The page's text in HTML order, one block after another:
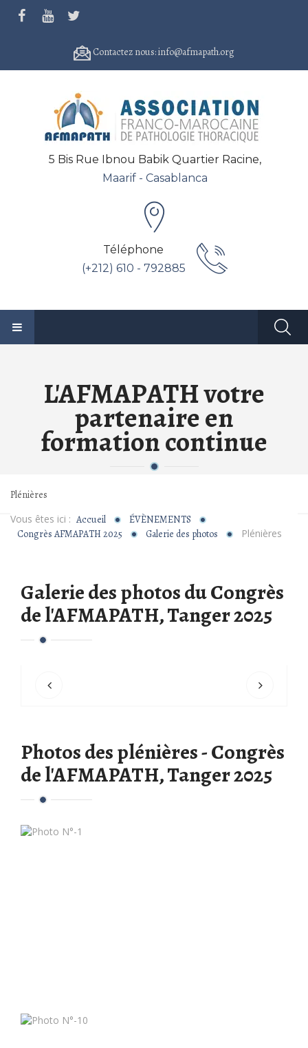
Contactez nous: info@afmapath.org
5 Bis Rue Ibnou Babik Quartier Racine,
Maarif - Casablanca
Téléphone
(+212) 610 - 792885
L'AFMAPATH votre
partenaire en
formation continue
Plénières
Vous êtes ici : Accueil
ÉVÈNEMENTS
Congrès AFMAPATH 2025
Galerie des photos Plénières
Galerie des photos du Congrès
de l'AFMAPATH, Tanger 2025
Photos des plénières - Congrès
de l'AFMAPATH, Tanger 2025